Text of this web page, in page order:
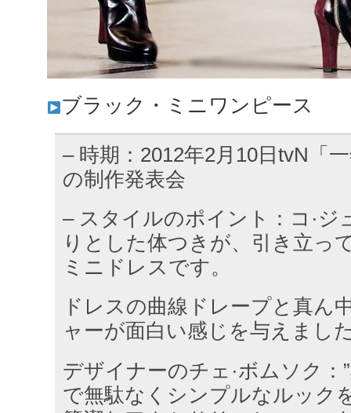
ブラック・ミニワンピース
– 時期：2012年2月10日tvN「
の制作発表会
– スタイルのポイント：コ·ジ
りとした体つきが、引き立っ
ミニドレスです。
ドレスの曲線ドレープと真ん
ャーが面白い感じを与えまし
デザイナーのチェ·ボムソク：
で無駄なくシンプルなルック